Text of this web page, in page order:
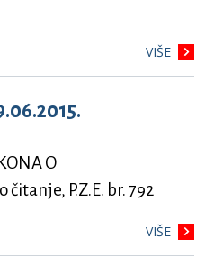
VIŠE
O
čitanje, P.Z.E. br. 792
VIŠE